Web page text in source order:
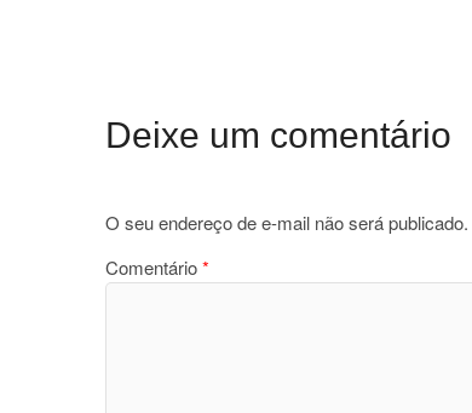
Deixe um comentário
O seu endereço de e-mail não será publicado.
Comentário*